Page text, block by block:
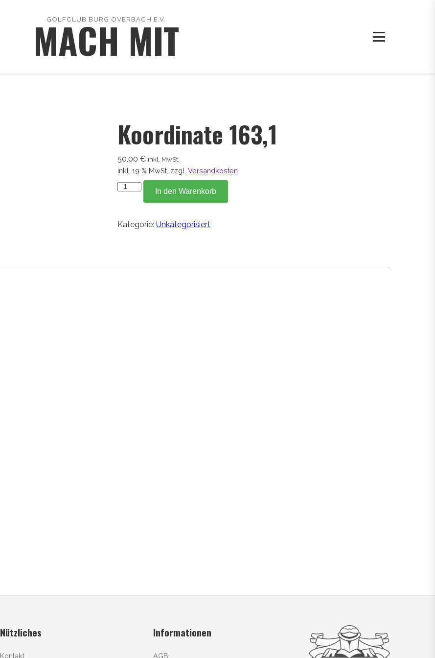
GOLFCLUB BURG OVERBACH E.V.
MACH MIT
Koordinate 163,1
50,00€ inkl. MwSt.
inkl. 19 % MwSt. zzgl.Versandkosten
Koordinate
In den Warenkorb
Kategorie:Unkategorisiert
Nützliches
Kontakt
Informationen
AGB